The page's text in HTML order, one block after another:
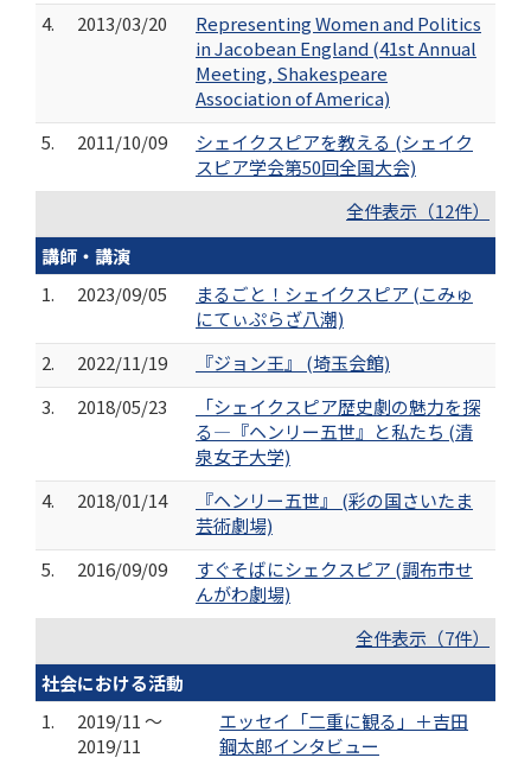
4.
2013/03/20
Representing Women and Politics
in Jacobean England (41st Annual
Meeting, Shakespeare
Association of America)
5.
2011/10/09
シェイクスピアを教える (シェイク
スピア学会第50回全国大会)
全件表示（12件）
講師・講演
1.
2023/09/05
まるごと！シェイクスピア (こみゅ
にてぃぷらざ八潮)
2.
2022/11/19
『ジョン王』 (埼玉会館)
3.
2018/05/23
「シェイクスピア歴史劇の魅力を探
る―『ヘンリー五世』と私たち (清
泉女子大学)
4.
2018/01/14
『ヘンリー五世』 (彩の国さいたま
芸術劇場)
5.
2016/09/09
すぐそばにシェクスピア (調布市せ
んがわ劇場)
全件表示（7件）
社会における活動
1.
2019/11 ～
2019/11
エッセイ「二重に観る」＋吉田
鋼太郎インタビュー